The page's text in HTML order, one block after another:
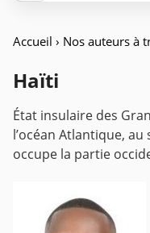
Accueil › Nos auteurs à
Haïti
État insulaire des
l’océan Atlantique,
occupe la partie